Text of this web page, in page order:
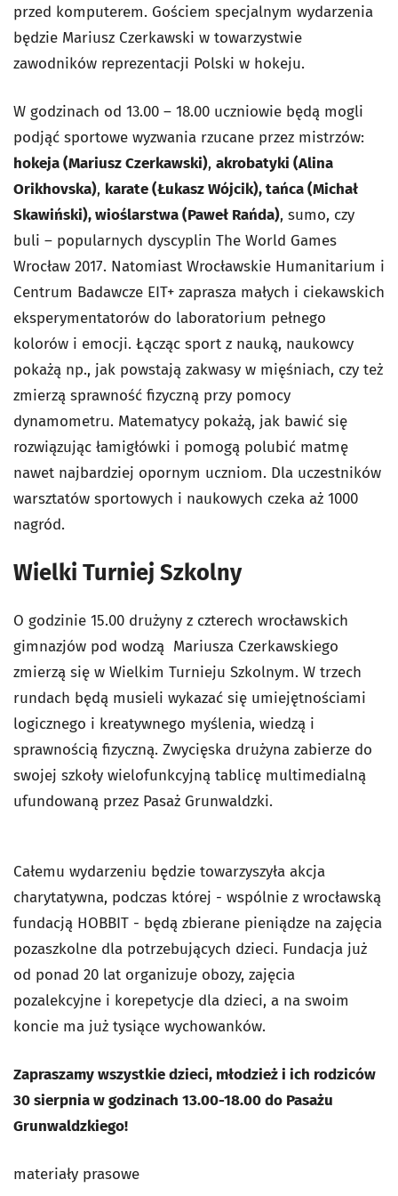
przed komputerem. Gościem specjalnym wydarzenia
będzie Mariusz Czerkawski w towarzystwie
zawodników reprezentacji Polski w hokeju.
W godzinach od 13.00 – 18.00 uczniowie będą mogli
podjąć sportowe wyzwania rzucane przez mistrzów:
hokeja (Mariusz Czerkawski), akrobatyki (Alina
Orikhovska), karate (Łukasz Wójcik), tańca (Michał
Skawiński), wioślarstwa (Paweł Rańda), sumo, czy
buli – popularnych dyscyplin The World Games
Wrocław 2017. Natomiast Wrocławskie Humanitarium i
Centrum Badawcze EIT+ zaprasza małych i ciekawskich
eksperymentatorów do laboratorium pełnego
kolorów i emocji. Łącząc sport z nauką, naukowcy
pokażą np., jak powstają zakwasy w mięśniach, czy też
zmierzą sprawność fizyczną przy pomocy
dynamometru. Matematycy pokażą, jak bawić się
rozwiązując łamigłówki i pomogą polubić matmę
nawet najbardziej opornym uczniom. Dla uczestników
warsztatów sportowych i naukowych czeka aż 1000
nagród.
Wielki Turniej Szkolny
O godzinie 15.00 drużyny z czterech wrocławskich
gimnazjów pod wodzą Mariusza Czerkawskiego
zmierzą się w Wielkim Turnieju Szkolnym. W trzech
rundach będą musieli wykazać się umiejętnościami
logicznego i kreatywnego myślenia, wiedzą i
sprawnością fizyczną. Zwycięska drużyna zabierze do
swojej szkoły wielofunkcyjną tablicę multimedialną
ufundowaną przez Pasaż Grunwaldzki.
Całemu wydarzeniu będzie towarzyszyła akcja
charytatywna, podczas której - wspólnie z wrocławską
fundacją HOBBIT - będą zbierane pieniądze na zajęcia
pozaszkolne dla potrzebujących dzieci. Fundacja już
od ponad 20 lat organizuje obozy, zajęcia
pozalekcyjne i korepetycje dla dzieci, a na swoim
koncie ma już tysiące wychowanków.
Zapraszamy wszystkie dzieci, młodzież i ich rodziców
30 sierpnia w godzinach 13.00-18.00 do Pasażu
Grunwaldzkiego!
materiały prasowe